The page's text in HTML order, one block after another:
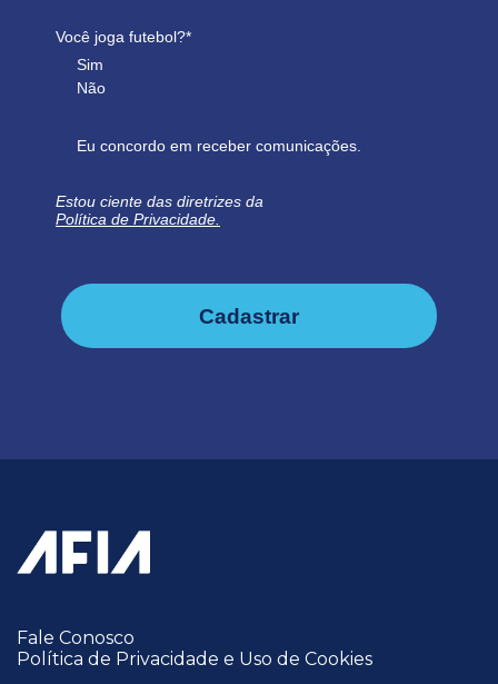
Você joga futebol?*
Sim
Não
Eu concordo em receber comunicações.
Estou ciente das diretrizes da
Política de Privacidade.
Cadastrar
Fale Conosco
Política de Privacidade e Uso de Cookies